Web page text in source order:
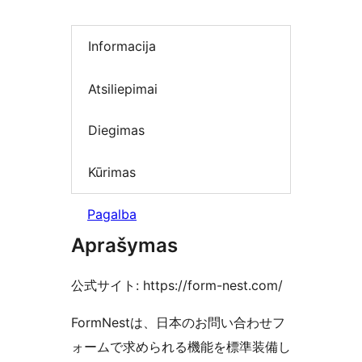
Informacija
Atsiliepimai
Diegimas
Kūrimas
Pagalba
Aprašymas
公式サイト: https://form-nest.com/
FormNestは、日本のお問い合わせフ
ォームで求められる機能を標準装備し